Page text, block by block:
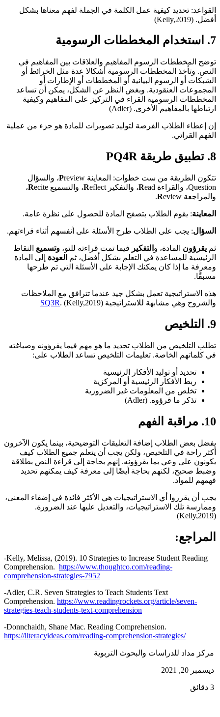
القواعد: تحديد كيفية عمل الكلمة في الجملة لفهم معناها بشكل
أفضل. (Kelly,2019)
7. استخدام المخططات الرسومية
توضح المخططات الرسوم المفاهيم والعلاقات بين المفاهيم في
النص. وتأخذ المخططات الرسومية أشكالا عدة مثل الخرائط أو
الشبكات أو الرسوم البيانية أو المخططات أو الإطارات أو
المجموعات العنقودية. وبغض النظر عن الشكل، يمكن أن تساعد
المخططات الرسومية القراء في التركيز على المفاهيم وكيفية
ارتباطها بالمفاهيم الأخرى. (Adler)
إن إعطاء الطلاب الفرصة لتوليد تصويرات للمادة هو جزء من عملية
الفهم القرائي.
8. تطبيق طريقة PQ4R
تتكون الطريقة من ست خطوات: المعاينة Preview، والسؤال
Question، والقراءة
Read، والتفكير Reflect، والتسميع Recite،
والمراجعة
Review.
المعاينة: يقوم الطلاب بتصفح المادة للحصول على نظرة عامة.
السؤال: يجب على الطلاب طرح الأسئلة على أنفسهم أثناء قراءتهم.
ثم يقرؤون المادة، و التفكير فيما تمت قراءته للتو، وتسميع النقاط
الرئيسية للمساعدة في التعلم بشكل أفضل، ثم
العودة إلى المادة
ومعرفة ما إذا كان يمكنك الإجابة على الأسئلة التي تم طرحها
مسبقًا.
هذه الاستراتيجية تعمل بشكل جيد عندما تترافق مع الملاحظات
والشروح وهي مشابهة للاستراتيجية
SQ3R. (Kelly,2019)
9. التلخيص
تطلب التلخيص من الطلاب تحديد ما هو مهم فيما يقرؤونه وصياغته
في كلماتهم الخاصة. تعليمات التلخيص تساعد الطلاب على:
تحديد أو توليد الأفكار الرئيسية
ربط الأفكار الرئيسية أو المركزية
تخلص من المعلومات غير الضرورية
تذكر ما قرؤوه. (Adler)
10. مراقبة الفهم
يفضل بعض الطلاب إضافة التعليقات التوضيحية، بينما يكون الآخرون
أكثر راحة في التلخيص، ولكن يجب أن يتعلم جميع الطلاب كيف
يكونون على وعي بما يقرؤونه. إنهم بحاجة إلى قراءة النص بطلاقة
وضبط صحيح، لكنهم بحاجة أيضًا إلى معرفة كيف يمكنهم تحديد
فهمهم للمواد.
يجب أن يقرروا أي الاستراتيجيات هي الأكثر فائدة في إضفاء المعنى،
وممارسة تلك الاستراتيجيات، والتعديل عليها عند الضرورة.
(Kelly,2019)
المراجع:
-Kelly, Melissa, (2019). 10 Strategies to Increase Student Reading
Comprehension. https://www.thoughtco.com/reading-
comprehension-strategies-7952
-Adler, C.R. Seven Strategies to Teach Students Text
Comprehension. https://www.readingrockets.org/article/seven-
strategies-teach-students-text-comprehension
-Donnchaidh, Shane Mac. Reading Comprehension.
https://literacyideas.com/reading-comprehension-strategies/
مركز مداد للدراسات والبحوث التربوية
ديسمبر 20, 2021